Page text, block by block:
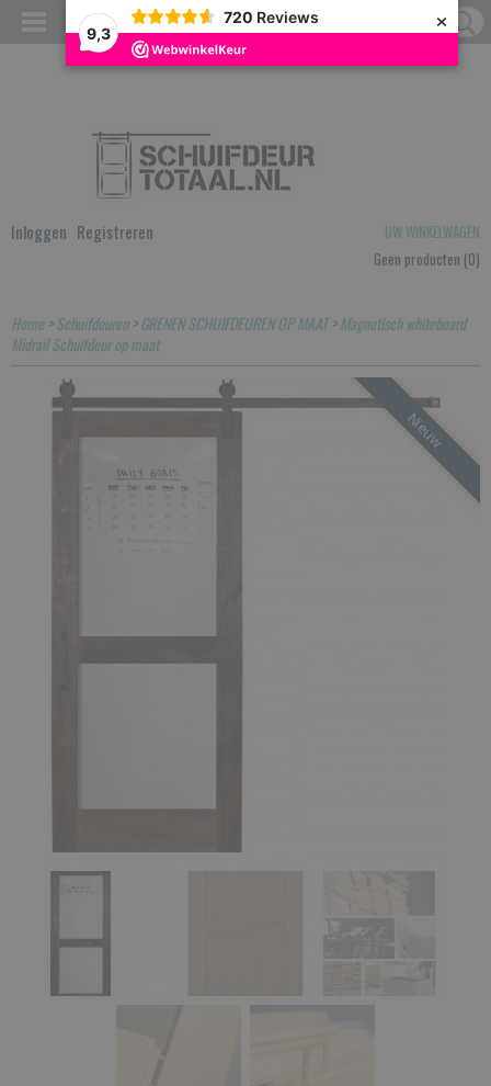
9,3
720 Reviews ×
Inloggen Registreren
UW WINKELWAGEN
Geen producten (0)
Home>Schuifdeuren>GRENEN SCHUIFDEUREN OP MAAT>Magnetisch whiteboard
Midrail Schuifdeur op maat
Nieuw